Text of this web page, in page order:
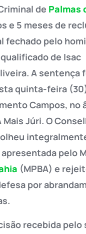
de Palmas
e 5 meses de
fechado pelo
de Isac
A sentença
quinta-feira
Campos, no
Mais Júri. O
apresentada pelo
(MPBA) e
por
recebida pelo